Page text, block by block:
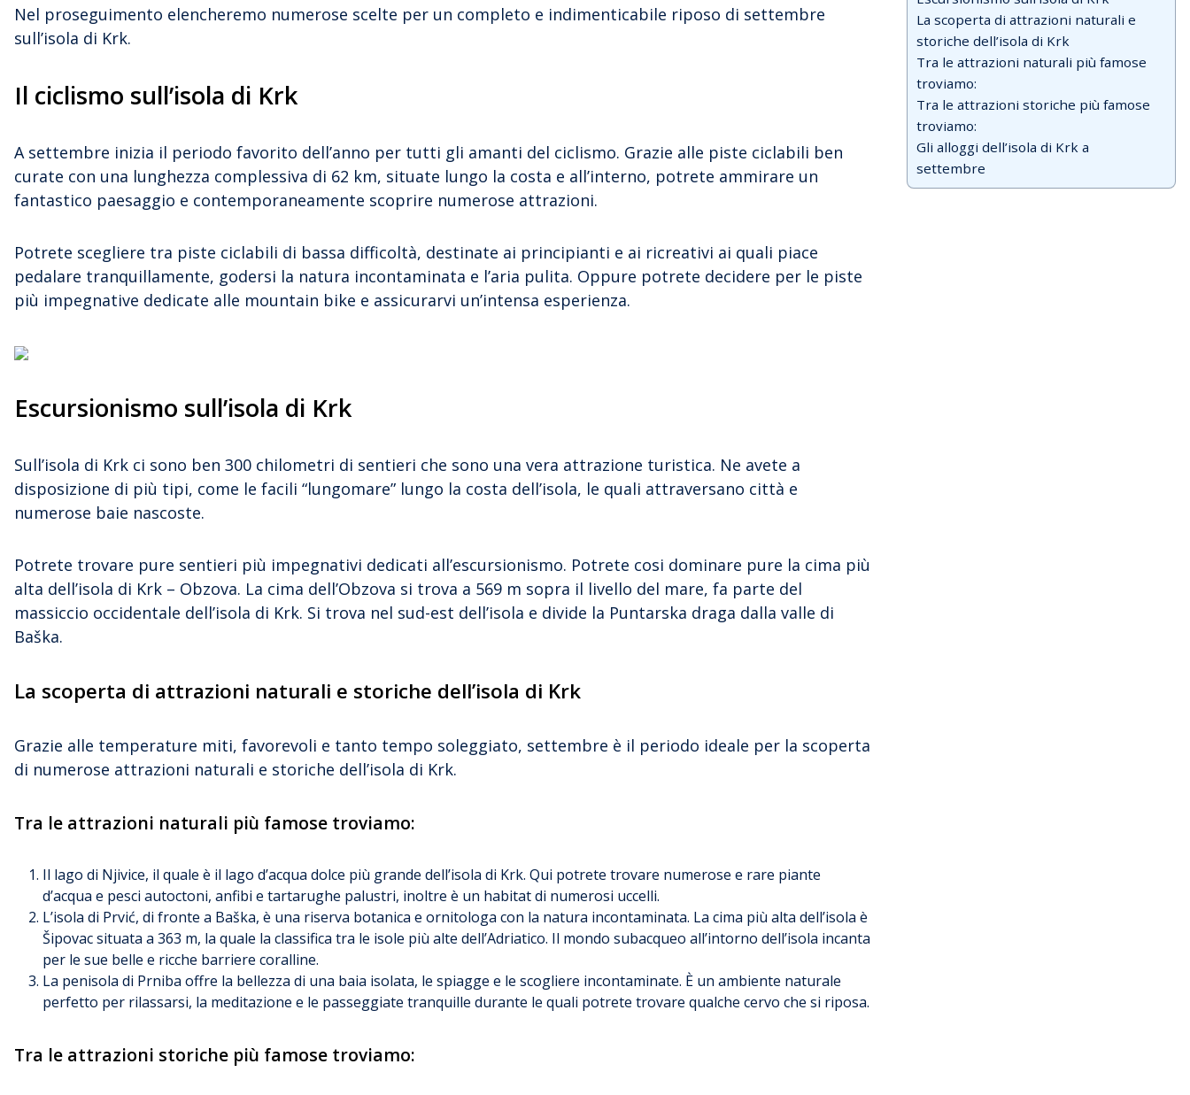
Nel proseguimento elencheremo numerose scelte per un completo e indimenticabile riposo di settembre
sull’isola di Krk.
Il ciclismo sull’isola di Krk
A settembre inizia il periodo favorito dell’anno per tutti gli amanti del ciclismo. Grazie alle piste ciclabili ben
curate con una lunghezza complessiva di 62 km, situate lungo la costa e all’interno, potrete ammirare un
fantastico paesaggio e contemporaneamente scoprire numerose attrazioni.
Potrete scegliere tra piste ciclabili di bassa difficoltà, destinate ai principianti e ai ricreativi ai quali piace
pedalare tranquillamente, godersi la natura incontaminata e l’aria pulita. Oppure potrete decidere per le piste
più impegnative dedicate alle mountain bike e assicurarvi un’intensa esperienza.
Escursionismo sull’isola di Krk
Sull’isola di Krk ci sono ben 300 chilometri di sentieri che sono una vera attrazione turistica. Ne avete a
disposizione di più tipi, come le facili “lungomare” lungo la costa dell’isola, le quali attraversano città e
numerose baie nascoste.
Potrete trovare pure sentieri più impegnativi dedicati all’escursionismo. Potrete cosi dominare pure la cima più
alta dell’isola di Krk – Obzova. La cima dell’Obzova si trova a 569 m sopra il livello del mare, fa parte del
massiccio occidentale dell’isola di Krk. Si trova nel sud-est dell’isola e divide la Puntarska draga dalla valle di
Baška.
La scoperta di attrazioni naturali e storiche dell’isola di Krk
Grazie alle temperature miti, favorevoli e tanto tempo soleggiato, settembre è il periodo ideale per la scoperta
di numerose attrazioni naturali e storiche dell’isola di Krk.
Tra le attrazioni naturali più famose troviamo:
Il lago di Njivice, il quale è il lago d’acqua dolce più grande dell’isola di Krk. Qui potrete trovare numerose e rare piante
d’acqua e pesci autoctoni, anfibi e tartarughe palustri, inoltre è un habitat di numerosi uccelli.
L’isola di Prvić, di fronte a Baška, è una riserva botanica e ornitologa con la natura incontaminata. La cima più alta dell’isola è
Šipovac situata a 363 m, la quale la classifica tra le isole più alte dell’Adriatico. Il mondo subacqueo all’intorno dell’isola incanta
per le sue belle e ricche barriere coralline.
La penisola di Prniba offre la bellezza di una baia isolata, le spiagge e le scogliere incontaminate. È un ambiente naturale
perfetto per rilassarsi, la meditazione e le passeggiate tranquille durante le quali potrete trovare qualche cervo che si riposa.
Tra le attrazioni storiche più famose troviamo:
andare spontaneamente al loro viaggio.
Ma anche tra noi ci sono quelli che, a
causa di vari obblighi, semplicemente
non sono […]
La scoperta di attrazioni naturali e
storiche dell’isola di Krk
Tra le attrazioni naturali più famose
troviamo:
Tra le attrazioni storiche più famose
troviamo:
Gli alloggi dell’isola di Krk a
settembre